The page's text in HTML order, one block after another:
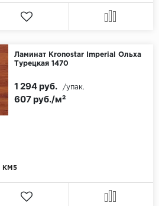
Forbo
Ламинат Kronostar Imperial Ольха
Турецкая 1470
КМ5
607 руб./м²
1 294 руб. /упак.